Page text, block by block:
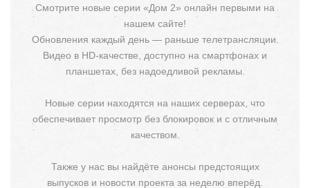
Смотрите новые серии «Дом 2» онлайн первыми на
нашем сайте!
Обновления каждый день — раньше телетрансляции.
Видео в HD-качестве, доступно на смартфонах и
планшетах, без надоедливой рекламы.
Новые серии находятся на наших серверах, что
обеспечивает просмотр без блокировок и с отличным
качеством.
Также у нас вы найдёте анонсы предстоящих
выпусков и новости проекта за неделю вперёд.